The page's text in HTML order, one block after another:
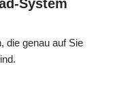
System
die genau auf Sie